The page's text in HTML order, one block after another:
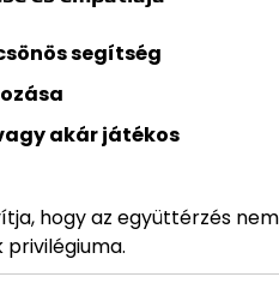
segítség
akár játékos
hogy az együttérzés nem